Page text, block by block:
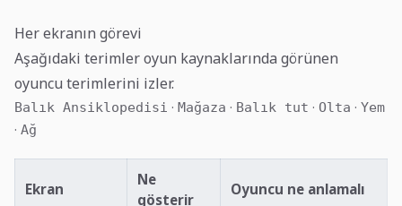
Her ekranın görevi
Aşağıdaki terimler oyun kaynaklarında görünen
oyuncu terimlerini izler.
Balık Ansiklopedisi · Mağaza · Balık tut · Olta · Yem
· Ağ
Ekran
Ne
gösterir
Oyuncu ne anlamalı